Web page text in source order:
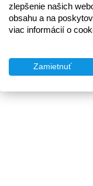
zlepšenie našich
obsahu a na
viac informácií o
Zamietnuť